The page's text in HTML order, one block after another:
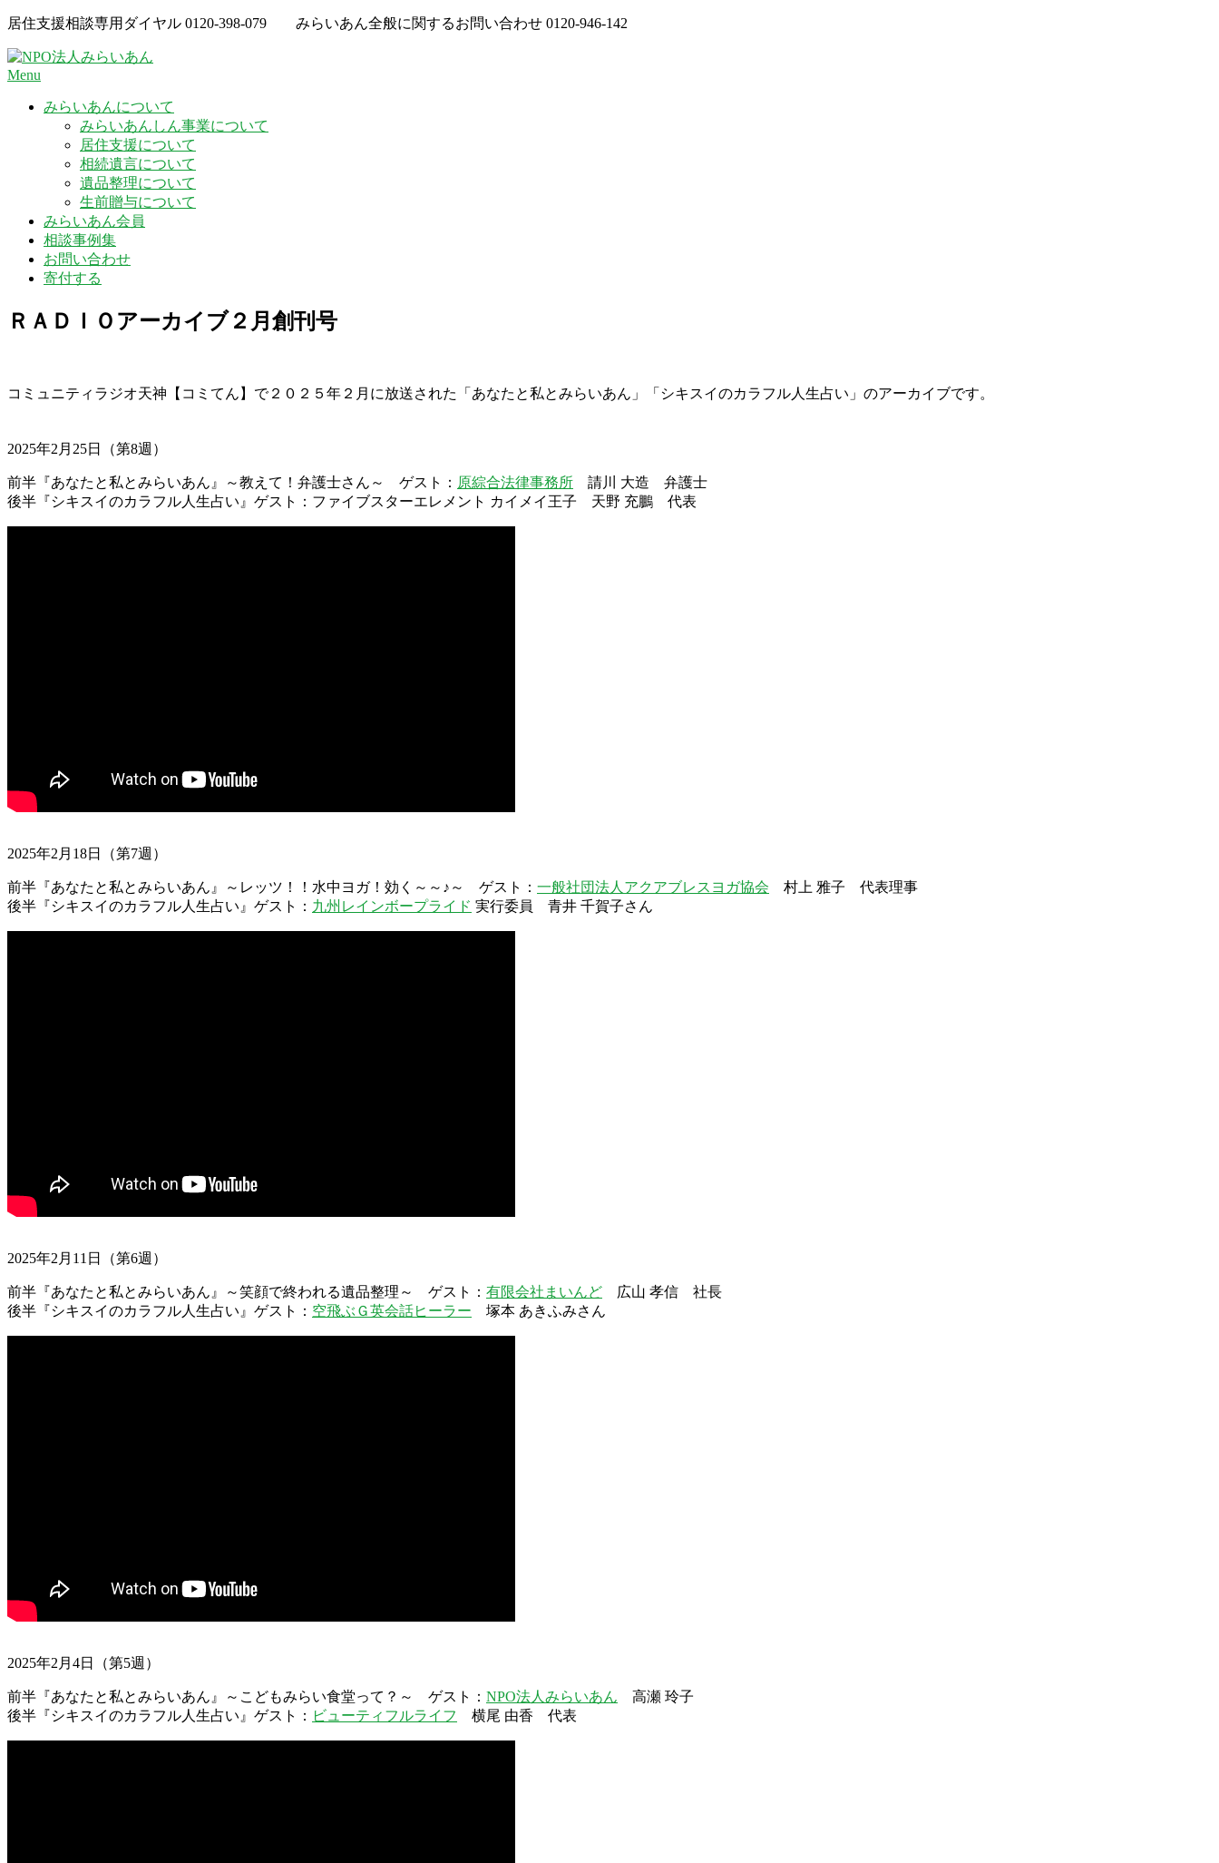
Skip
content
居住支援相談専用ダイヤル 0120-398-079 みらいあん全般に関するお問い合わせ 0120-946-142
Menu
みらいあんについて
みらいあんしん事業について
居住支援について
相続遺言について
遺品整理について
生前贈与について
みらいあん会員
相談事例集
お問い合わせ
寄付する
ＲＡＤＩＯアーカイブ２月創刊号
コミュニティラジオ天神【コミてん】で２０２５年２月に放送された「あなたと私とみらいあん」「シキスイのカラフル人生占い」のアーカイブです。
2025年2月25日（第8週）
前半『あなたと私とみらいあん』～教えて！弁護士さん～ ゲスト： 原綜合法律事務所 請川 大造 弁護士
後半『シキスイのカラフル人生占い』ゲスト：ファイブスターエレメント カイメイ王子 天野 充鵬 代表
2025年2月18日（第7週）
前半『あなたと私とみらいあん』～レッツ！！水中ヨガ！効く～～♪～ ゲスト： 一般社団法人アクアブレスヨガ協会 村上 雅子 代表理事
後半『シキスイのカラフル人生占い』ゲスト： 九州レインボープライド 実行委員 青井 千賀子さん
2025年2月11日（第6週）
前半『あなたと私とみらいあん』～笑顔で終われる遺品整理～ ゲスト： 有限会社まいんど 広山 孝信 社長
後半『シキスイのカラフル人生占い』ゲスト： 空飛ぶＧ英会話ヒーラー 塚本 あきふみさん
2025年2月4日（第5週）
前半『あなたと私とみらいあん』～こどもみらい食堂って？～ ゲスト： NPO法人みらいあん 高瀬 玲子
後半『シキスイのカラフル人生占い』ゲスト： ビューティフルライフ 横尾 由香 代表